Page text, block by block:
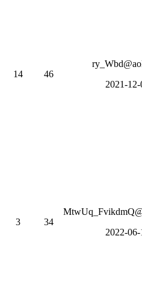
14 46
2021-12-
3 34
2022-06-